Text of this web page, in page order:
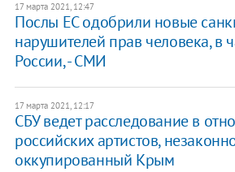
17 марта 2021, 12:47
Послы ЕС одобрили новые
нарушителей прав человека, в
России, - СМИ
17 марта 2021, 12:17
СБУ ведет расследование в
российских артистов,
оккупированный Крым